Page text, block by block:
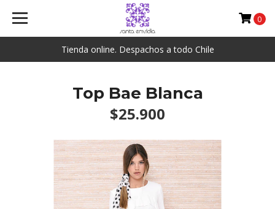
Tienda online. Despachos a todo Chile
0
Top Bae Blanca
$25.900